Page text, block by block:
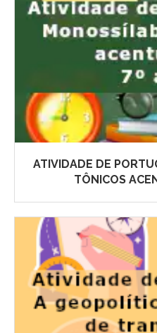
ATIVIDADE DE
TÔNICOS